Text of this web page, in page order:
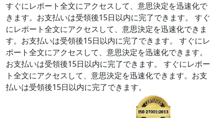
すぐにレポート全文にアクセスして、意思決定を迅速化で
きます。お支払いは受領後15日以内に完了できます。
すぐ
にレポート全文にアクセスして、意思決定を迅速化できま
す。お支払いは受領後15日以内に完了できます。
すぐにレ
ポート全文にアクセスして、意思決定を迅速化できます。
お支払いは受領後15日以内に完了できます。
すぐにレポー
ト全文にアクセスして、意思決定を迅速化できます。お支
払いは受領後15日以内に完了できます。